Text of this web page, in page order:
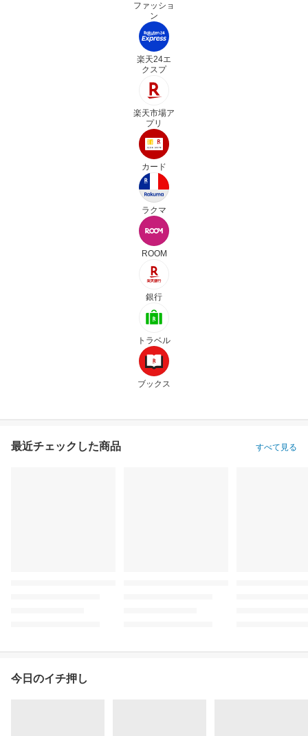
ファッショ
ン
楽天24エ
クスプ
楽天市場ア
プリ
カード
ラクマ
ROOM
銀行
トラベル
ブックス
最近チェックした商品 すべて見る
今日のイチ押し